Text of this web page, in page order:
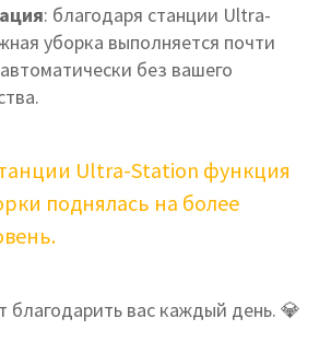
: благодаря станции Ultra-
уборка выполняется почти
без вашего
Ultra-Station функция
поднялась на более
благодарить вас каждый день. 💎